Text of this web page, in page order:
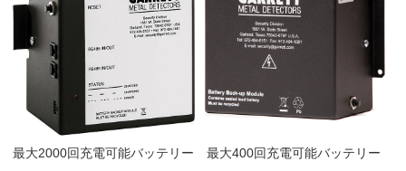
最大2000回充電可能バッテリー 最大400回充電可能バッテリー